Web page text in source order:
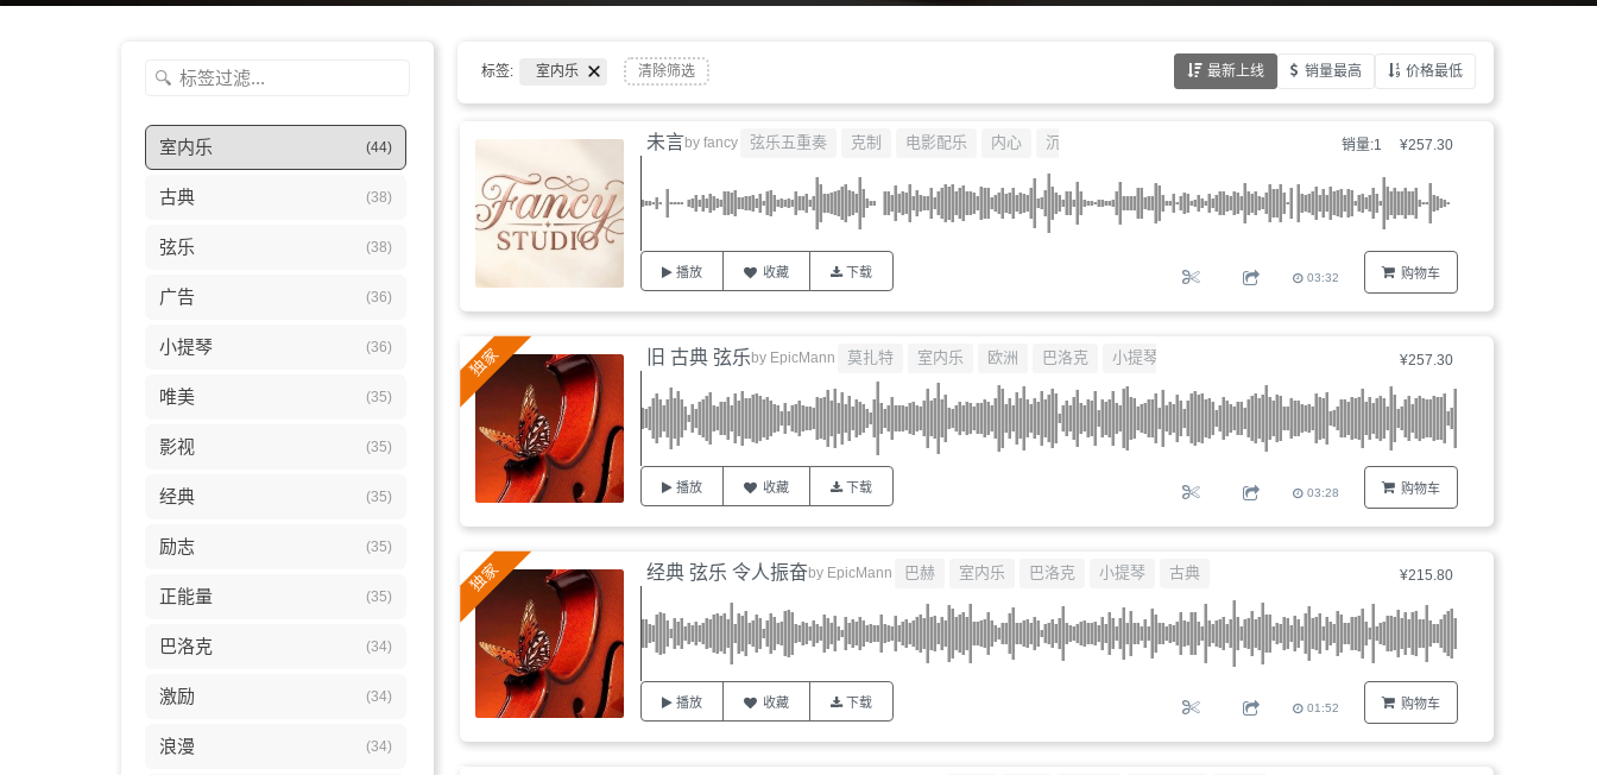
风
乐
件
编
室内乐 (44)
古典 (38)
弦乐 (38)
广告 (36)
小提琴 (36)
唯美 (35)
影视 (35)
经典 (35)
励志 (35)
正能量 (35)
巴洛克 (34)
激励 (34)
浪漫 (34)
标签: 室内乐 清除筛选 最新上线 销量最高 价格最低
销量:1 ¥257.30
购物车
未言by fancy 弦乐五重奏 克制 电影配乐 内心 沉思
播放 收藏 下载 03:32
¥257.30
购物车
旧 古典 弦乐by EpicMann 莫扎特 室内乐 欧洲 巴洛克 小提琴
播放 收藏 下载 03:28
¥215.80
购物车
经典 弦乐 令人振奋by EpicMann 巴赫 室内乐 巴洛克 小提琴 古典
播放 收藏 下载 01:52